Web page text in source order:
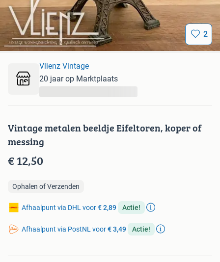
2
Vintage metalen beeldje Eifeltoren, koper of
messing
€ 12,50
Ophalen of Verzenden
Afhaalpunt via DHL voor€ 2,89 Actie!
Afhaalpunt via PostNL voor€ 3,49 Actie!
Vlienz Vintage
20 jaar op Marktplaats